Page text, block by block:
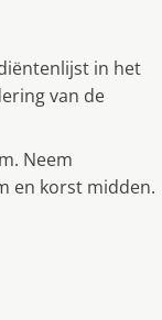
in het
van de
Neem
en korst midden.